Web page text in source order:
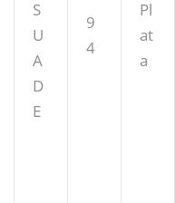
S
U
A
D
E
9
4
Pl
at
a